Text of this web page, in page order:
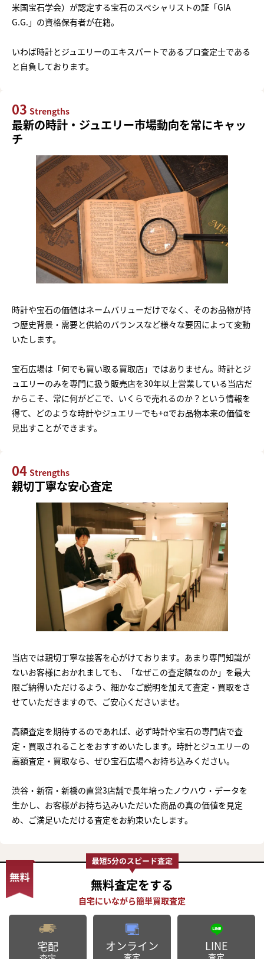
米国宝石学会）が認定する宝石のスペシャリストの証「GIA
G.G.」の資格保有者が在籍。
いわば時計とジュエリーのエキスパートであるプロ査定士である
と自負しております。
03 Strengths
最新の時計・ジュエリー市場動向を常にキャッ
チ
時計や宝石の価値はネームバリューだけでなく、そのお品物が持
つ歴史背景・需要と供給のバランスなど様々な要因によって変動
いたします。
宝石広場は「何でも買い取る買取店」ではありません。時計とジ
ュエリーのみを専門に扱う販売店を30年以上営業している当店だ
からこそ、常に何がどこで、いくらで売れるのか？という情報を
得て、どのような時計やジュエリーでも+αでお品物本来の価値を
見出すことができます。
04 Strengths
親切丁寧な安心査定
当店では親切丁寧な接客を心がけております。あまり専門知識が
ないお客様におかれましても、「なぜこの査定額なのか」を最大
限ご納得いただけるよう、細かなご説明を加えて査定・買取をさ
せていただきますので、ご安心くださいませ。
高額査定を期待するのであれば、必ず時計や宝石の専門店で査
定・買取されることをおすすめいたします。時計とジュエリーの
高額査定・買取なら、ぜひ宝石広場へお持ち込みください。
渋谷・新宿・新橋の直営3店舗で長年培ったノウハウ・データを
生かし、お客様がお持ち込みいただいた商品の真の価値を見定
め、ご満足いただける査定をお約束いたします。
無料査定をする
宅配 オンライン
査定
LINE
査定